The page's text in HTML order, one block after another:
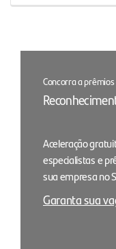
Concorra a
Aceleração
especialistas e
sua empresa no
Garanta sua